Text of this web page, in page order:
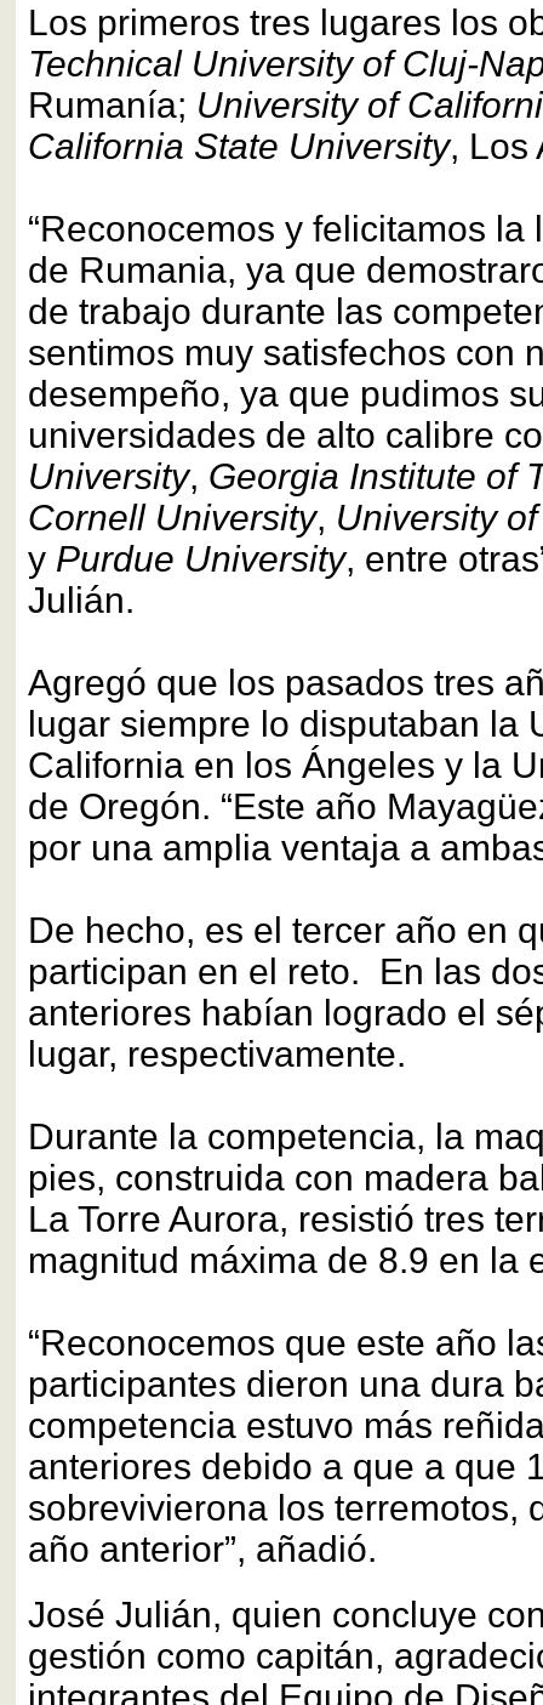
Los primeros tres lugares los
Technical University of Cluj-
Rumanía; University of
California State University, Los
“Reconocemos y felicitamos la
de Rumania, ya que
de trabajo durante las
sentimos muy satisfechos con
desempeño, ya que pudimos
universidades de alto calibre
University, Georgia Institute of
Cornell University, University
y Purdue University, entre
Julián.
Agregó que los pasados tres
lugar siempre lo disputaban la
California en los Ángeles y la
de Oregón. “Este año
por una amplia ventaja a
De hecho, es el tercer año en
participan en el reto. En las
anteriores habían logrado el
lugar, respectivamente.
Durante la competencia, la
pies, construida con madera
La Torre Aurora, resistió tres
magnitud máxima de 8.9 en la
“Reconocemos que este año
participantes dieron una dura
competencia estuvo más
anteriores debido a que a que
sobrevivierona los terremotos,
año anterior”, añadió.
José Julián, quien concluye
gestión como capitán,